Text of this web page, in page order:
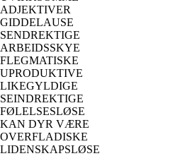
ADJEKTIVER
GIDDELAUSE
SENDREKTIGE
ARBEIDSSKYE
FLEGMATISKE
UPRODUKTIVE
LIKEGYLDIGE
SEINDREKTIGE
FØLELSESLØSE
KAN DYR VÆRE
OVERFLADISKE
LIDENSKAPSLØSE